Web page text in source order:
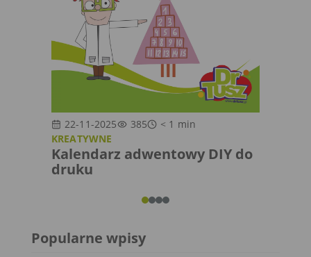
22-11-2025 385 < 1 min
KREATYWNE
Kalendarz adwentowy DIY do
druku
Popularne wpisy